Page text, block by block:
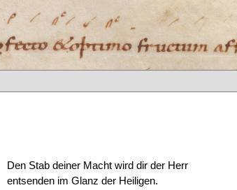
Den Stab deiner Macht wird dir der Herr
entsenden im Glanz der Heiligen.